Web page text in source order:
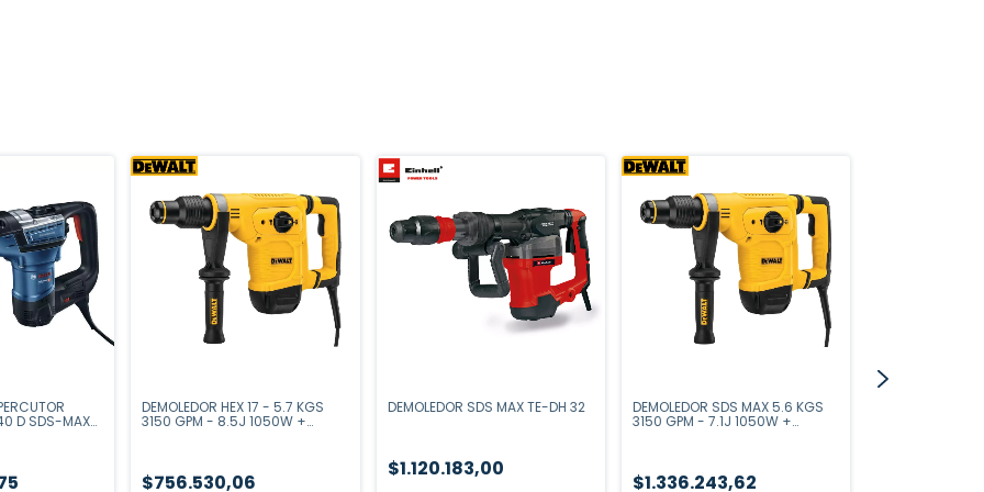
D SDS-MAX
DEMOLEDOR HEX 17 - 5.7 KGS
3150 GPM - 8.5J 1050W +
$756.530,06
DEMOLEDOR SDS MAX TE-DH 32
$1.120.183,00
DEMOLEDOR SDS MAX 5.6 KGS
3150 GPM - 7.1J 1050W +
$1.336.243,62